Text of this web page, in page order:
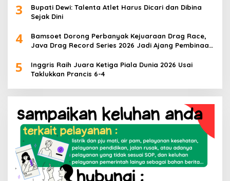
3
Bupati Dewi: Talenta Atlet Harus Dicari dan Dibina
Sejak Dini
4
Bamsoet Dorong Perbanyak Kejuaraan Drag Race,
Java Drag Record Series 2026 Jadi Ajang Pembinaan
5
Inggris Raih Juara Ketiga Piala Dunia 2026 Usai
Taklukkan Prancis 6-4